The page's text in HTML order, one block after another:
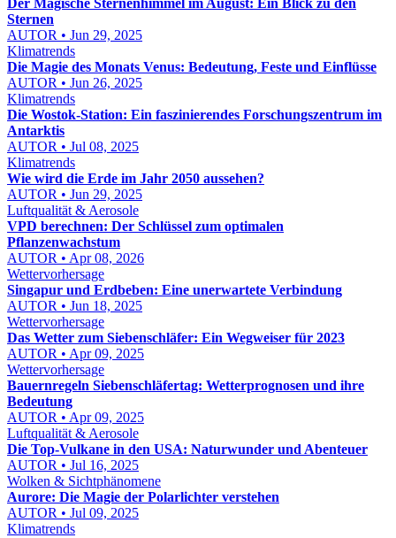
Der Magische Sternenhimmel im August: Ein Blick zu den
Sternen
AUTOR • Jun 29, 2025
Klimatrends
Die Magie des Monats Venus: Bedeutung, Feste und Einflüsse
AUTOR • Jun 26, 2025
Klimatrends
Die Wostok-Station: Ein faszinierendes Forschungszentrum im
Antarktis
AUTOR • Jul 08, 2025
Klimatrends
Wie wird die Erde im Jahr 2050 aussehen?
AUTOR • Jun 29, 2025
Luftqualität & Aerosole
VPD berechnen: Der Schlüssel zum optimalen
Pflanzenwachstum
AUTOR • Apr 08, 2026
Wettervorhersage
Singapur und Erdbeben: Eine unerwartete Verbindung
AUTOR • Jun 18, 2025
Wettervorhersage
Das Wetter zum Siebenschläfer: Ein Wegweiser für 2023
AUTOR • Apr 09, 2025
Wettervorhersage
Bauernregeln Siebenschläfertag: Wetterprognosen und ihre
Bedeutung
AUTOR • Apr 09, 2025
Luftqualität & Aerosole
Die Top-Vulkane in den USA: Naturwunder und Abenteuer
AUTOR • Jul 16, 2025
Wolken & Sichtphänomene
Aurore: Die Magie der Polarlichter verstehen
AUTOR • Jul 09, 2025
Klimatrends